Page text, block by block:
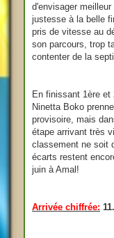
d'envisager
justesse à la belle
pris de vitesse au
son parcours, trop
contenter de la
En finissant 1ère
Ninetta Boko
provisoire, mais
étape arrivant très
classement ne soit
écarts restent
juin à Amal!
Arrivée chiffrée: